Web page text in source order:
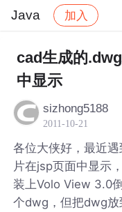
Java 加入
Java
cad生成的
中显示
sizhong5188
2011-10-21
各位大侠好，最近
片在jsp页面中显示
装上Volo View 3.0
个dwg，但把dwg放